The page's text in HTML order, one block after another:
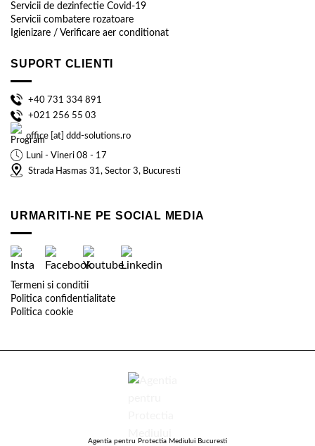
Servicii de dezinfectie Covid-19
Servicii combatere rozatoare
Igienizare / Verificare aer conditionat
SUPORT CLIENTI
+40 731 334 891
+021 256 55 03
office [at] ddd-solutions.ro
Luni - Vineri 08 - 17
Strada Hasmas 31, Sector 3, Bucuresti
URMARITI-NE PE SOCIAL MEDIA
Termeni si conditii
Politica confidentialitate
Politica cookie
Agentia pentru Protectia Mediului Bucuresti